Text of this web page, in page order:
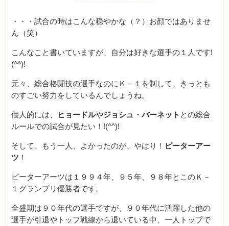
・・・試合の時はこんな穏やかな（？）お顔ではありませ
ん（笑）
こんなこと書いていますが、自分は好きな選手の１人です!
(^^)!
元々、総合格闘技の選手なのにＫ－１を制して、きっとも
のすごい努力をしているんでしょうね。
個人的には、 ヒョードルやジョシュ・バーネット との総合
ルールでの試合が見たい！!(^^)!
そして、もう一人、よかったのが、やはり！ ピーターアー
ツ ！
ピーターアーツは１９９４年、９５年、９８年とこのＫ－
１グランプリ優勝者です。
全盛期は９０年代の選手ですが、９０年代に活躍した他の
選手が引退やトップ戦線から退いている中、一人トップで